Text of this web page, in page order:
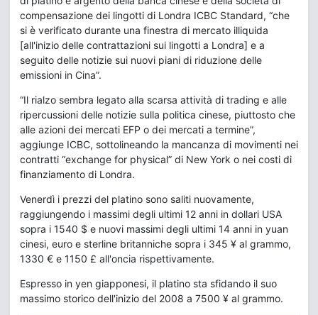
compensazione dei lingotti di Londra ICBC Standard, “che
si è verificato durante una finestra di mercato illiquida
[all'inizio delle contrattazioni sui lingotti a Londra] e a
seguito delle notizie sui nuovi piani di riduzione delle
emissioni in Cina”.
“Il rialzo sembra legato alla scarsa attività di trading e alle
ripercussioni delle notizie sulla politica cinese, piuttosto che
alle azioni dei mercati EFP o dei mercati a termine”,
aggiunge ICBC, sottolineando la mancanza di movimenti nei
contratti “exchange for physical” di New York o nei costi di
finanziamento di Londra.
Venerdì i prezzi del platino sono saliti nuovamente,
raggiungendo i massimi degli ultimi 12 anni in dollari USA
sopra i 1540 $ e nuovi massimi degli ultimi 14 anni in yuan
cinesi, euro e sterline britanniche sopra i 345 ¥ al grammo,
1330 € e 1150 £ all'oncia rispettivamente.
Espresso in yen giapponesi, il platino sta sfidando il suo
massimo storico dell'inizio del 2008 a 7500 ¥ al grammo.